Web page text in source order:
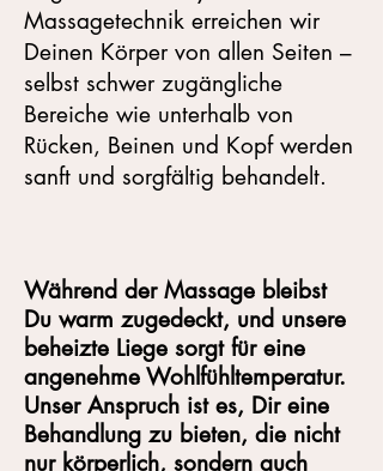
Massagetechnik erreichen wir
Deinen Körper von allen Seiten –
selbst schwer zugängliche
Bereiche wie unterhalb von
Rücken, Beinen und Kopf werden
sanft und sorgfältig behandelt.
Während der Massage bleibst
Du warm zugedeckt, und unsere
beheizte Liege sorgt für eine
angenehme Wohlfühltemperatur.
Unser Anspruch ist es, Dir eine
Behandlung zu bieten, die nicht
nur körperlich, sondern auch